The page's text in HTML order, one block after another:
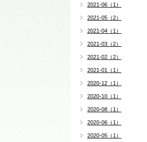
2021-06（1）
2021-05（2）
2021-04（1）
2021-03（2）
2021-02（2）
2021-01（1）
2020-12（1）
2020-10（1）
2020-08（1）
2020-06（1）
2020-05（1）